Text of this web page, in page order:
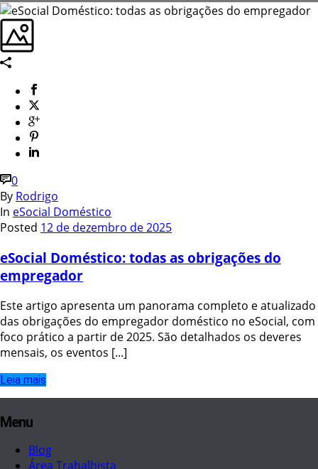
0
By Rodrigo
In eSocial Doméstico
Posted 12 de dezembro de 2025
eSocial Doméstico: todas as obrigações do
empregador
Este artigo apresenta um panorama completo e atualizado
das obrigações do empregador doméstico no eSocial, com
foco prático a partir de 2025. São detalhados os deveres
mensais, os eventos [...]
Leia mais
Menu
Blog
Área Trabalhista